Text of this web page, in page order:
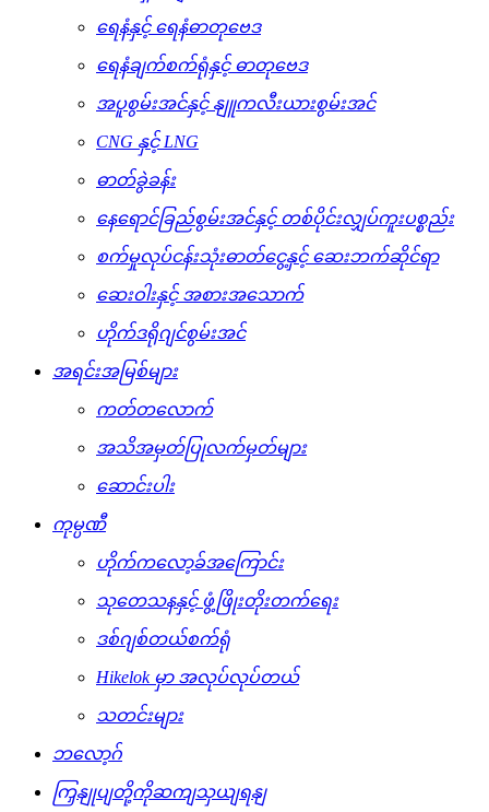
ရေနံနှင့် ရေနံဓာတုဗေဒ
ရေနံချက်စက်ရုံနှင့် ဓာတုဗေဒ
အပူစွမ်းအင်နှင့် နျူကလီးယားစွမ်းအင်
CNG နှင့် LNG
ဓာတ်ခွဲခန်း
နေရောင်ခြည်စွမ်းအင်နှင့် တစ်ပိုင်းလျှပ်ကူးပစ္စည်း
စက်မှုလုပ်ငန်းသုံးဓာတ်ငွေ့နှင့် ဆေးဘက်ဆိုင်ရာ
ဆေးဝါးနှင့် အစားအသောက်
ဟိုက်ဒရိုဂျင်စွမ်းအင်
အရင်းအမြစ်များ
ကတ်တလောက်
အသိအမှတ်ပြုလက်မှတ်များ
ဆောင်းပါး
ကုမ္ပဏီ
ဟိုက်ကလော့ခ်အကြောင်း
သုတေသနနှင့် ဖွံ့ဖြိုးတိုးတက်ရေး
ဒစ်ဂျစ်တယ်စက်ရုံ
Hikelok မှာ အလုပ်လုပ်တယ်
သတင်းများ
ဘလော့ဂ်
ကြှနျုပျတို့ကိုဆကျသှယျရနျ